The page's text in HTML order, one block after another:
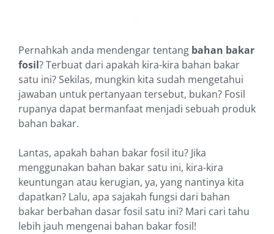
Pernahkah anda mendengar tentang bahan bakar
fosil? Terbuat dari apakah kira-kira bahan bakar
satu ini? Sekilas, mungkin kita sudah mengetahui
jawaban untuk pertanyaan tersebut, bukan? Fosil
rupanya dapat bermanfaat menjadi sebuah produk
bahan bakar.
Lantas, apakah bahan bakar fosil itu? Jika
menggunakan bahan bakar satu ini, kira-kira
keuntungan atau kerugian, ya, yang nantinya kita
dapatkan? Lalu, apa sajakah fungsi dari bahan
bakar berbahan dasar fosil satu ini? Mari cari tahu
lebih jauh mengenai bahan bakar fosil!